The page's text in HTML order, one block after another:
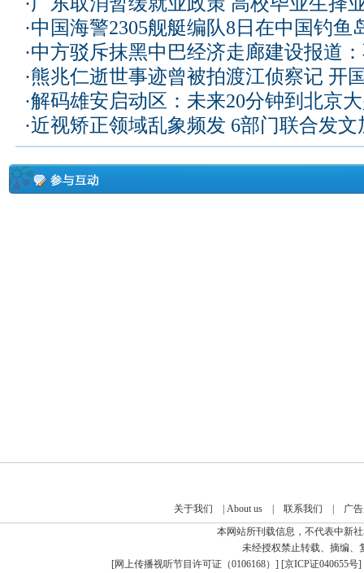
·中国海警2305舰艇编队8日在中国钓鱼
·中方驳斥抹黑中巴经济走廊建设报道
·熊兆仁逝世事迹曾被拍渡江侦察记 开
·解码雄安启动区：未来20分钟到北京
·近视矫正领域乱象频发 6部门联合发文
关于我们 About us| 联系我们
广
本网站所刊载信息，不代表中新
未经授权禁止转载、摘编、
[网上传播视听节目许可证（0106168） ] [京ICP证040655号]